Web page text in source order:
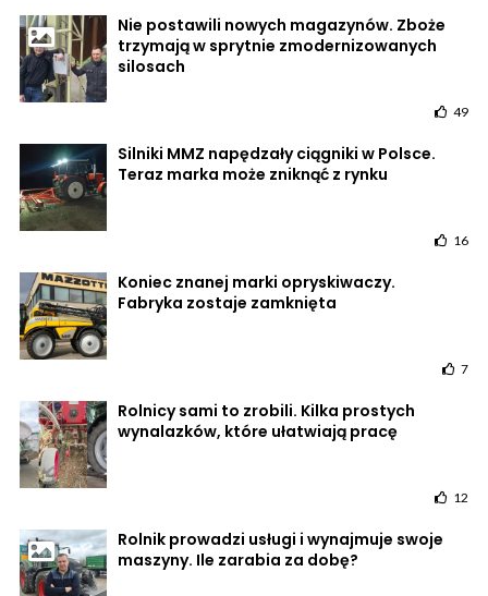
Nie postawili nowych magazynów. Zboże
trzymają w sprytnie zmodernizowanych
silosach
49
Silniki MMZ napędzały ciągniki w Polsce.
Teraz marka może zniknąć z rynku
16
Koniec znanej marki opryskiwaczy.
Fabryka zostaje zamknięta
7
Rolnicy sami to zrobili. Kilka prostych
wynalazków, które ułatwiają pracę
12
Rolnik prowadzi usługi i wynajmuje swoje
maszyny. Ile zarabia za dobę?